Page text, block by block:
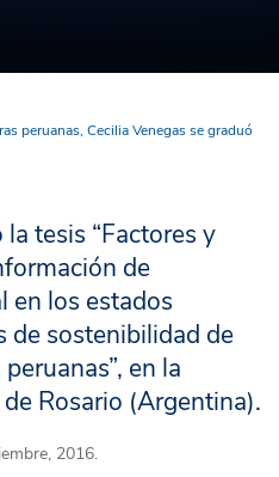
peruanas, Cecilia Venegas se graduó
tesis “Factores y
de
en los estados
de sostenibilidad de
en la
Rosario (Argentina).
2016.